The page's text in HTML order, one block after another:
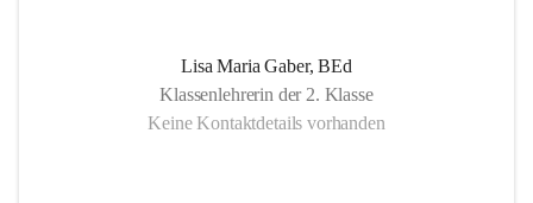
Lisa Maria Gaber, BEd
Klassenlehrerin der 2. Klasse
Keine Kontaktdetails vorhanden